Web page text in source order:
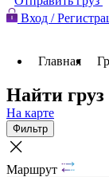
Вход /
Главная
Найти
На карте
Фильтр
Маршрут